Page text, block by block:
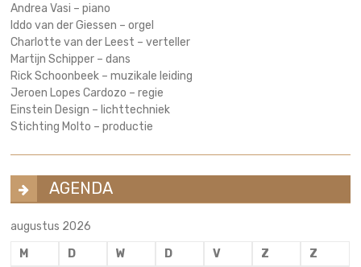
Andrea Vasi – piano
Iddo van der Giessen – orgel
Charlotte van der Leest – verteller
Martijn Schipper – dans
Rick Schoonbeek – muzikale leiding
Jeroen Lopes Cardozo – regie
Einstein Design – lichttechniek
Stichting Molto – productie
AGENDA
augustus 2026
M
D W D V Z
Z